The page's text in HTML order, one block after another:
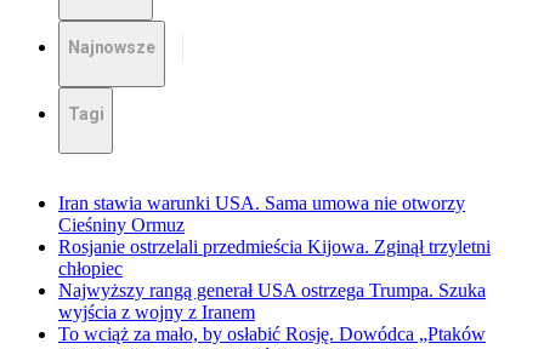
Najnowsze
Tagi
Iran stawia warunki USA. Sama umowa nie otworzy
Cieśniny Ormuz
Rosjanie ostrzelali przedmieścia Kijowa. Zginął trzyletni
chłopiec
Najwyższy rangą generał USA ostrzega Trumpa. Szuka
wyjścia z wojny z Iranem
To wciąż za mało, by osłabić Rosję. Dowódca „Ptaków